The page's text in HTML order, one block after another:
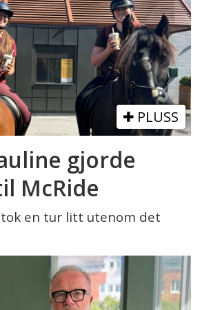
PLUSS
gjorde
McRide
en tur litt utenom det